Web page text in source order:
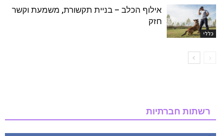
כללי
אילוף הכלב – בניית תקשורת, משמעת וקשר
חזק
רשתות חברתיות